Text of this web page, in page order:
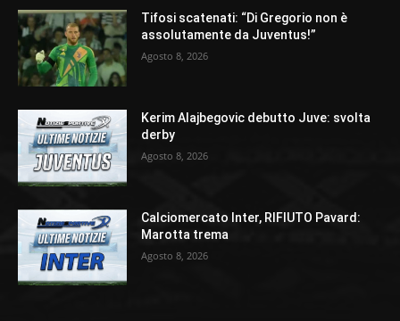
Tifosi scatenati: “Di Gregorio non è
assolutamente da Juventus!”
Agosto 8, 2026
Kerim Alajbegovic debutto Juve: svolta
derby
Agosto 8, 2026
Calciomercato Inter, RIFIUTO Pavard:
Marotta trema
Agosto 8, 2026